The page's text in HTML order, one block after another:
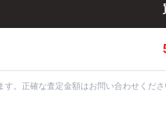
。正確な査定金額はお問い合わせくださ